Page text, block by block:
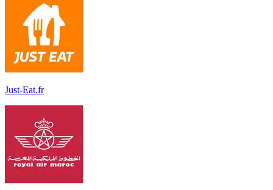
Just-Eat.fr